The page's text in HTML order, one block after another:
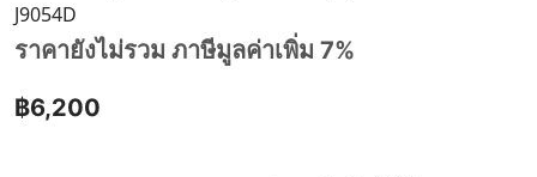
J9054D
ราคายังไม่รวม ภาษีมูลค่าเพิ่ม 7%
฿6,200